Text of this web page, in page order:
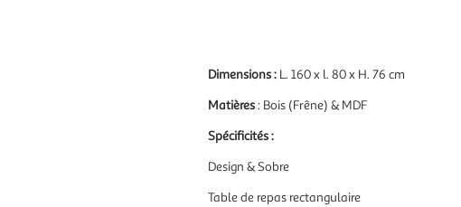
Dimensions : L. 160 x l. 80 x H. 76 cm
Matières: Bois (Frêne) & MDF
Spécificités :
Design & Sobre
Table de repas rectangulaire